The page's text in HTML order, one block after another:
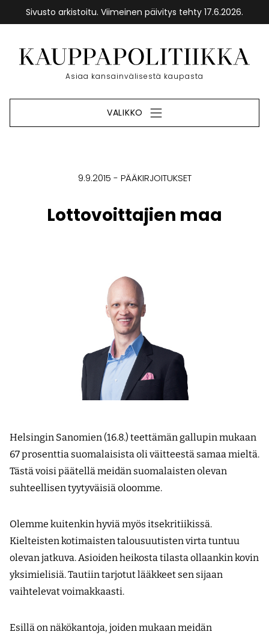
Sivusto arkistoitu. Viimeinen päivitys tehty 17.6.2026.
sisältöön
Etusivu
Asiaa kansainvälisestä kaupasta
VALIKKO
9.9.2015 PÄÄKIRJOITUKSET
Lottovoittajien maa
Helsingin Sanomien (16.8.) teettämän gallupin mukaan
67 prosenttia suomalaisista oli väitteestä samaa mieltä.
Tästä voisi päätellä meidän suomalaisten olevan
suhteellisen tyytyväisiä oloomme.
Olemme kuitenkin hyviä myös itsekritiikissä.
Kielteisten kotimaisten talousuutisten virta tuntuu
olevan jatkuva. Asioiden heikosta tilasta ollaankin kovin
yksimielisiä. Tautiin tarjotut lääkkeet sen sijaan
vaihtelevat voimakkaasti.
Esillä on näkökantoja, joiden mukaan meidän